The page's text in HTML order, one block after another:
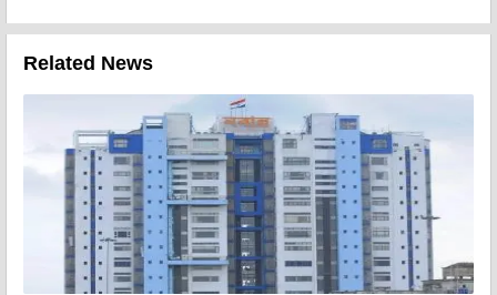
Related News